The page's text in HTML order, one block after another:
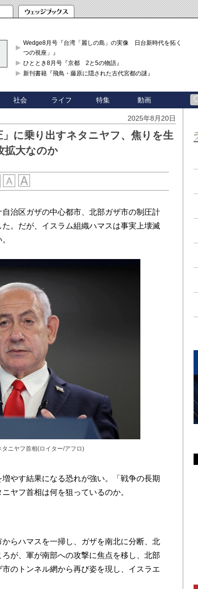
Wedge8月号『台湾「麗しの島」の実像 日台新時代を拓く「3
つの視座」』
ひととき8月号『京都 2と5の物語』
新刊書籍『飛鳥・藤原に隠された古代宮都の謎』
社会 ライフ 特集 動画
2025年8月20日
に乗り出すネタニヤフ、焦りを生
拡大なのか
治区ガザの中心都市、北部ガザ市の制圧計
。だが、イスラム組織ハマスは事実上壊滅
ニヤフ首相(ロイター/アフロ)
やす結果になる恐れが強い。「戦争の長期
ヤフ首相は何を狙っているのか。
らハマスを一掃し、ガザを南北に分断、北
が、軍が南部への攻撃に焦点を移し、北部
のトンネル網から再び姿を現し、イスラエ